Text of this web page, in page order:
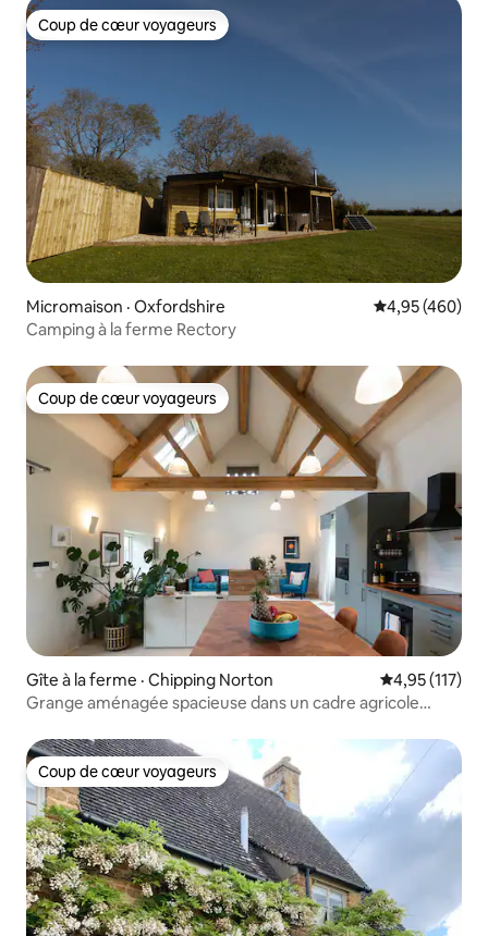
Coup de cœur voyageurs
Coup de cœur voyageurs
Micromaison · Oxfordshire Note
4,95 (460)
Camping à la ferme Rectory
Coup de cœur voyageurs
Coup de cœur voyageurs
Gîte à la ferme · Chipping Norton Note
4,95 (117)
Grange aménagée spacieuse dans un cadre agricole
Coup de cœur voyageurs
Coup de cœur voyageurs